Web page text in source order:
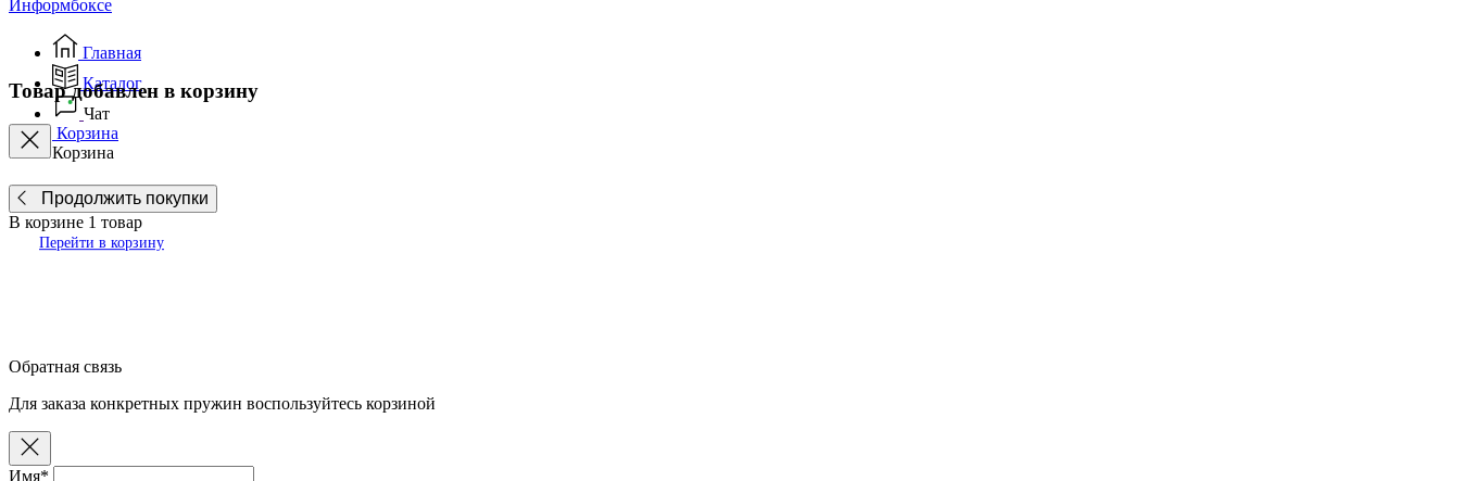
Информбоксе
Главная
Каталог
Чат
Корзина
Корзина
Товар добавлен в корзину
Продолжить покупки
В корзине 1 товар
Перейти в корзину
Обратная связь
Для заказа конкретных пружин воспользуйтесь корзиной
Имя*